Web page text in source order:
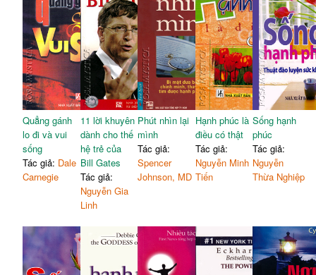
Quẳng gánh
lo đi và vui
sống
Tác giả: Dale
Carnegie
11 lời khuyên
dành cho thế
hệ trẻ của
Bill Gates
Tác giả:
Nguyễn Gia
Linh
Phút nhìn lại
mình
Tác giả:
Spencer
Johnson, MD
Hạnh phúc là
điều có thật
Tác giả:
Nguyễn Minh
Tiến
Sống hạnh
phúc
Tác giả:
Nguyễn
Thừa Nghiệp